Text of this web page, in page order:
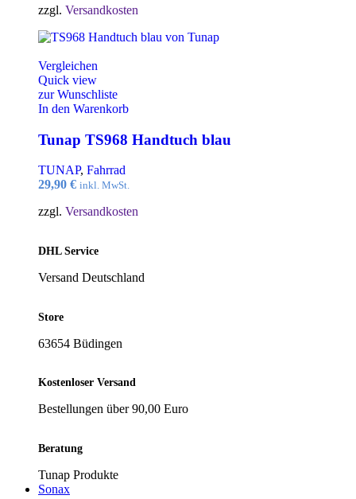
zzgl. Versandkosten
Vergleichen
Quick view
zur Wunschliste
In den Warenkorb
Tunap TS968 Handtuch blau
TUNAP, Fahrrad
29,90 € inkl. MwSt.
zzgl. Versandkosten
DHL Service
Versand Deutschland
Store
63654 Büdingen
Kostenloser Versand
Bestellungen über 90,00 Euro
Beratung
Tunap Produkte
Sonax